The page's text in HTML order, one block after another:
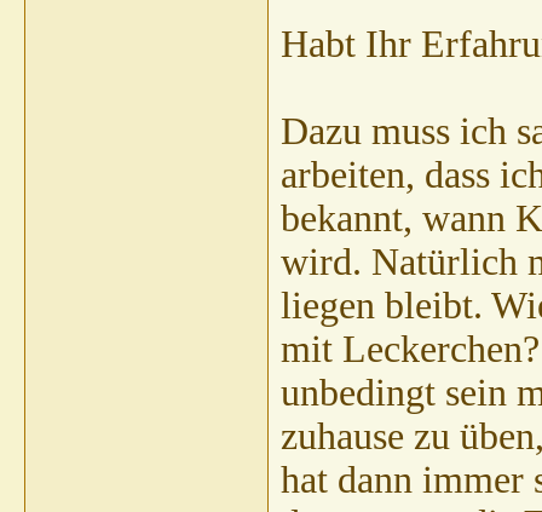
Habt Ihr
Dazu muss ich
arbeiten, dass
bekannt, wann
wird. Natürlich
liegen bleibt.
mit
unbedingt sein
zuhause zu
hat dann immer